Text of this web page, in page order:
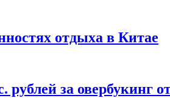
отдыха в Китае
рублей за овербукинг